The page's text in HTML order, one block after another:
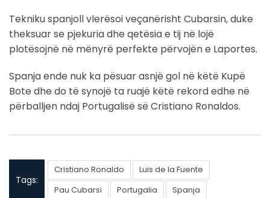
Tekniku spanjoll vlerësoi veçanërisht Cubarsin, duke
theksuar se pjekuria dhe qetësia e tij në lojë
plotësojnë në mënyrë perfekte përvojën e Laportes.
Spanja ende nuk ka pësuar asnjë gol në këtë Kupë
Bote dhe do të synojë ta ruajë këtë rekord edhe në
përballjen ndaj Portugalisë së Cristiano Ronaldos.
Tags:
Cristiano Ronaldo
Luis de la Fuente
Pau Cubarsi
Portugalia Spanja